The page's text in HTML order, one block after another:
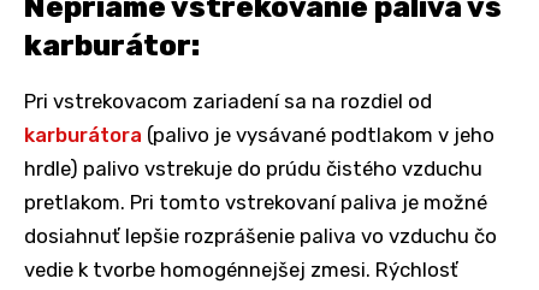
Nepriame vstrekovanie paliva vs
karburátor:
Pri vstrekovacom zariadení sa na rozdiel od
karburátora (palivo je vysávané podtlakom v jeho
hrdle) palivo vstrekuje do prúdu čistého vzduchu
pretlakom. Pri tomto vstrekovaní paliva je možné
dosiahnuť lepšie rozprášenie paliva vo vzduchu čo
vedie k tvorbe homogénnejšej zmesi. Rýchlosť